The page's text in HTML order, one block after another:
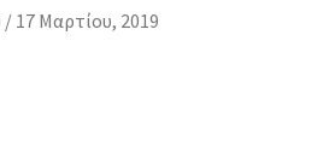
/ 17 Μαρτίου, 2019